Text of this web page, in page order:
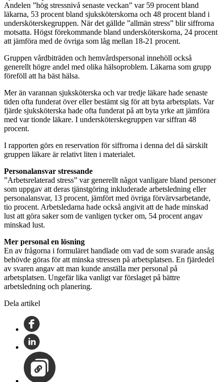
Andelen ”hög stressnivå senaste veckan” var 59 procent bland
läkarna, 53 procent bland sjuksköterskorna och 48 procent bland i
undersköterskegruppen. När det gällde ”allmän stress” blir siffrorna
motsatta. Högst förekommande bland undersköterskorna, 24 procent
att jämföra med de övriga som låg mellan 18-21 procent.
Gruppen vårdbiträden och hemvårdspersonal innehöll också
generellt högre andel med olika hälsoproblem. Läkarna som grupp
föreföll att ha bäst hälsa.
Mer än varannan sjuksköterska och var tredje läkare hade senaste
tiden ofta funderat över eller bestämt sig för att byta arbetsplats. Var
fjärde sjuksköterska hade ofta funderat på att byta yrke att jämföra
med var tionde läkare. I undersköterskegruppen var siffran 48
procent.
I rapporten görs en reservation för siffrorna i denna del då särskilt
gruppen läkare är relativt liten i materialet.
Personalansvar stressande
”Arbetsrelaterad stress” var generellt något vanligare bland personer
som uppgav att deras tjänstgöring inkluderade arbetsledning eller
personalansvar, 13 procent, jämfört med övriga förvärvsarbetande,
tio procent. Arbetsledarna hade också angivit att de hade minskad
lust att göra saker som de vanligen tycker om, 54 procent angav
minskad lust.
Mer personal en lösning
En av frågorna i formuläret handlade om vad de som svarade ansåg
behövde göras för att minska stressen på arbetsplatsen. En fjärdedel
av svaren angav att man kunde anställa mer personal på
arbetsplatsen. Ungefär lika vanligt var förslaget på bättre
arbetsledning och planering.
Dela artikel